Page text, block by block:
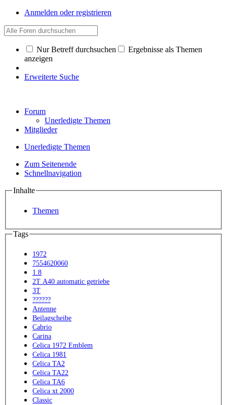
Anmelden oder registrieren
Nur Betreff durchsuchen
Ergebnisse als Themen
anzeigen
Erweiterte Suche
Forum
Unerledigte Themen
Mitglieder
Unerledigte Themen
Zum Seitenende
Schnellnavigation
Inhalte
Themen
Tags
1972
7554620060
1.8
2T A40 automatic getriebe
3T
??????
Antenne
Beilagscheibe
Cabrio
Carina
Celica 1972 Emblem
Celica 1981
Celica TA2
Celica TA22
Celica TA6
Celica xt 2000
Classic